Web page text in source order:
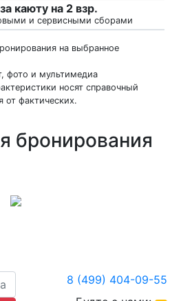
каюту на 2 взр.
и сервисными сборами
на выбранное
фото и мультимедиа
носят справочный
от фактических.
бронирования
8 (499) 404-09-55